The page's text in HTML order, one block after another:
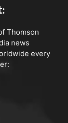
Thomson
news
every